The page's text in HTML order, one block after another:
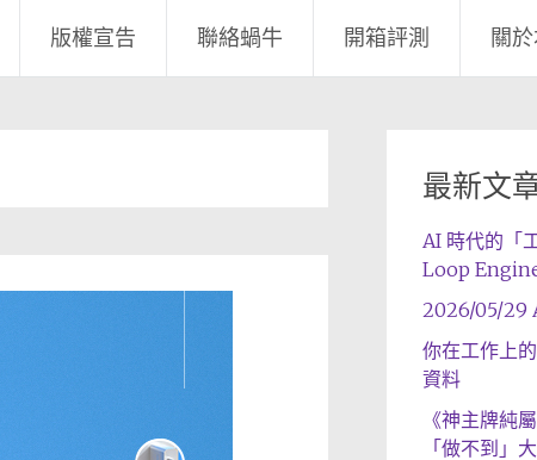
版權宣告 聯絡蝸牛 開箱評測 關
最新文
AI 時代的「
Loop
2026/05/29
你在工作上
資料
《神主牌純
「做不到」